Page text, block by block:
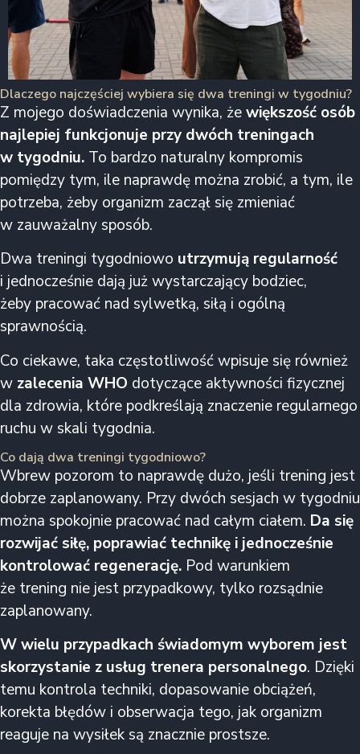
Dlaczego najczęściej wybiera się dwa treningi w tygodniu?
Z mojego doświadczenia wynika, żewiększość osób
najlepiej funkcjonuje przy dwóch treningach
w tygodniu. To bardzo naturalny kompromis
pomiędzy tym, ile naprawdę można zrobić, a tym, ile
potrzeba, żeby organizm zaczął się zmieniać
w zauważalny sposób.
Dwa treningi tygodniowo utrzymują regularność
i jednocześnie dają już wystarczający bodziec,
żeby pracować nad sylwetką, siłą i ogólną
sprawnością.
Co ciekawe, taka częstotliwość wpisuje się również
w zalecenia WHO dotyczące aktywności fizycznej
dla zdrowia, które podkreślają znaczenie regularnego
ruchu w skali tygodnia.
Co dają dwa treningi tygodniowo?
Wbrew pozorom to naprawdę dużo, jeśli trening jest
dobrze zaplanowany. Przy dwóch sesjach w tygodniu
można spokojnie pracować nad całym ciałem. Da się
rozwijać siłę, poprawiać technikę i jednocześnie
kontrolować regenerację. Pod warunkiem
że trening nie jest przypadkowy, tylko rozsądnie
zaplanowany.
W wielu przypadkach świadomym wyborem jest
skorzystanie z usług trenera personalnego. Dzięki
temu kontrola techniki, dopasowanie obciążeń,
korekta błędów i obserwacja tego, jak organizm
reaguje na wysiłek są znacznie prostsze.